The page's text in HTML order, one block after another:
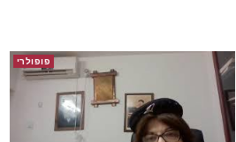
פופולרי